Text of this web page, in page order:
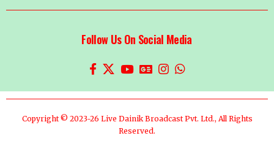
Follow Us On Social Media
Copyright © 2023-26 Live Dainik Broadcast Pvt. Ltd., All Rights
Reserved.